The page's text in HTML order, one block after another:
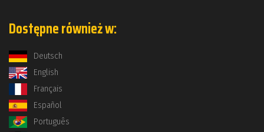
Dostępne również w:
Deutsch
English
Français
Español
Português